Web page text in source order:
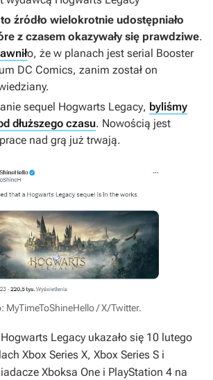
źródło wielokrotnie udostępniało
z czasem okazywały się prawdziwe.
o, że w planach jest serial Booster
DC Comics, zanim został on
sequel Hogwarts Legacy, byliśmy
dłuższego czasu. Nowością jest
nad grą już trwają.
MyTimeToShineHello / X/Twitter.
Hogwarts Legacy ukazało się 10 lutego
Xbox Series X, Xbox Series S i
Xboksa One i PlayStation 4 na